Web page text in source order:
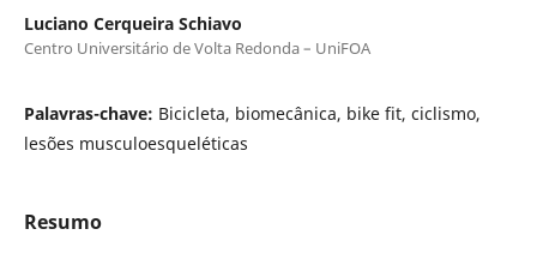
Luciano Cerqueira Schiavo
Centro Universitário de Volta Redonda – UniFOA
Palavras-chave: Bicicleta, biomecânica, bike fit, ciclismo,
lesões musculoesqueléticas
Resumo